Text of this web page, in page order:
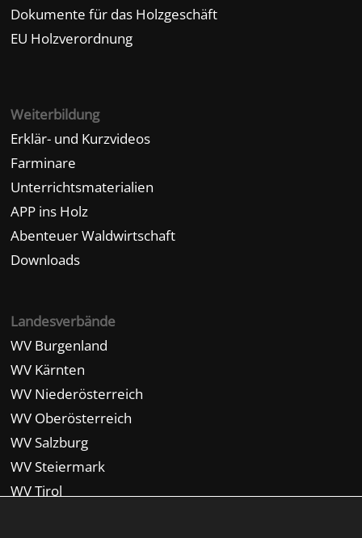
Dokumente für das Holzgeschäft
EU Holzverordnung
Weiterbildung
Erklär- und Kurzvideos
Farminare
Unterrichtsmaterialien
APP ins Holz
Abenteuer Waldwirtschaft
Downloads
Landesverbände
WV Burgenland
WV Kärnten
WV Niederösterreich
WV Oberösterreich
WV Salzburg
WV Steiermark
WV Tirol